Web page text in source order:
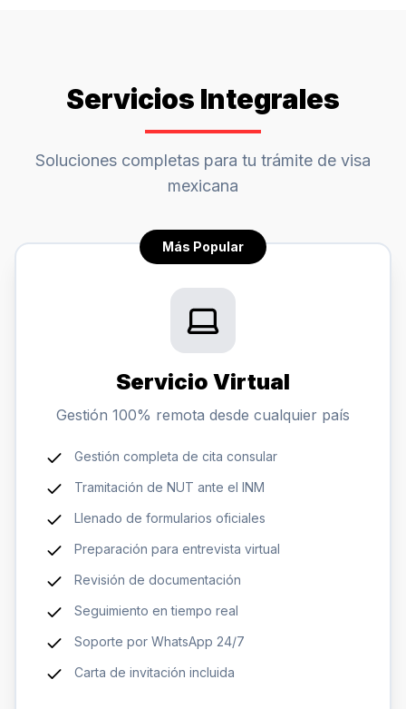
Servicios Integrales
Soluciones completas para tu trámite de visa
mexicana
Más Popular
Servicio Virtual
Gestión 100% remota desde cualquier país
Gestión completa de cita consular
Tramitación de NUT ante el INM
Llenado de formularios oficiales
Preparación para entrevista virtual
Revisión de documentación
Seguimiento en tiempo real
Soporte por WhatsApp 24/7
Carta de invitación incluida